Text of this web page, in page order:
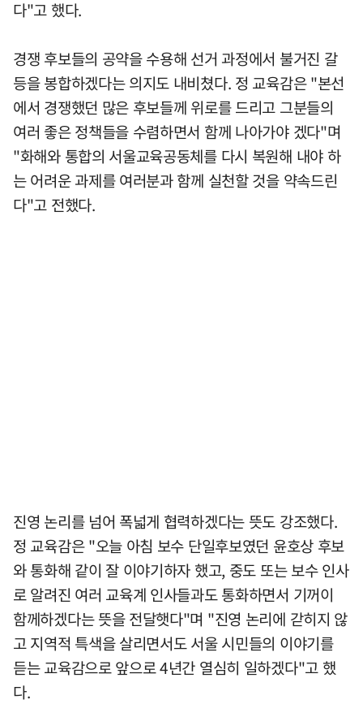
다"고 했다.
경쟁 후보들의 공약을 수용해 선거 과정에서 불거진 갈
등을 봉합하겠다는 의지도 내비쳤다. 정 교육감은 "본선
에서 경쟁했던 많은 후보들께 위로를 드리고 그분들의
여러 좋은 정책들을 수렴하면서 함께 나아가야 겠다"며
"화해와 통합의 서울교육공동체를 다시 복원해 내야 하
는 어려운 과제를 여러분과 함께 실천할 것을 약속드린
다"고 전했다.
진영 논리를 넘어 폭넓게 협력하겠다는 뜻도 강조했다.
정 교육감은 "오늘 아침 보수 단일후보였던 윤호상 후보
와 통화해 같이 잘 이야기하자 했고, 중도 또는 보수 인사
로 알려진 여러 교육계 인사들과도 통화하면서 기꺼이
함께하겠다는 뜻을 전달햇다"며 "진영 논리에 갇히지 않
고 지역적 특색을 살리면서도 서울 시민들의 이야기를
듣는 교육감으로 앞으로 4년간 열심히 일하겠다"고 했
다.